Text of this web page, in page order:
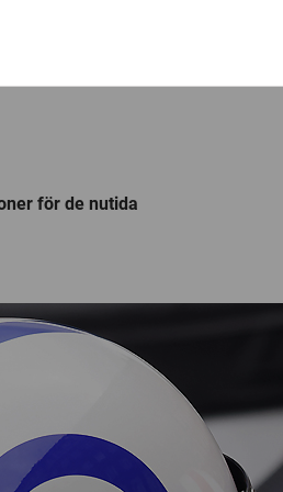
för de nutida